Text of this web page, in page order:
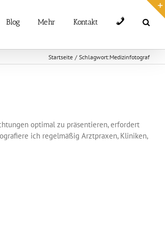
Blog Mehr Kontakt Telefon
Startseite Schlagwort:Medizinfotograf
optimal zu präsentieren, erfordert
ich regelmäßig Arztpraxen, Kliniken,